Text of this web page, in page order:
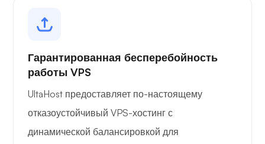
Гарантированная бесперебойность
работы VPS
UltaHost предоставляет по-настоящему
отказоустойчивый VPS-хостинг с
динамической балансировкой для